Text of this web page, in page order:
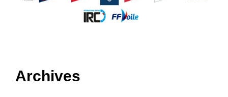
Archives